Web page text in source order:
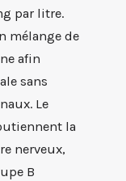
par litre.
mélange de
afin
sans
Le
la
nerveux,
B